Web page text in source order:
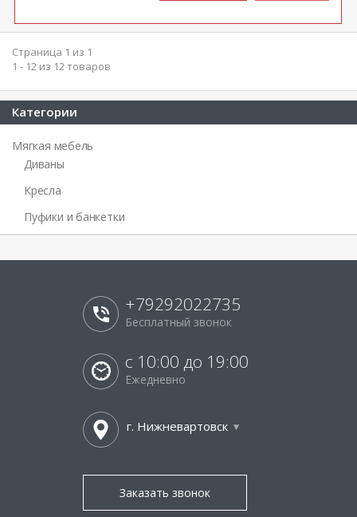
Страница 1 из 1
1 - 12 из 12 товаров
Категории
Мягкая мебель
Диваны
Кресла
Пуфики и банкетки
+79292022735
Бесплатный звонок
с 10:00 до 19:00
Ежедневно
г. Нижневартовск
Заказать звонок